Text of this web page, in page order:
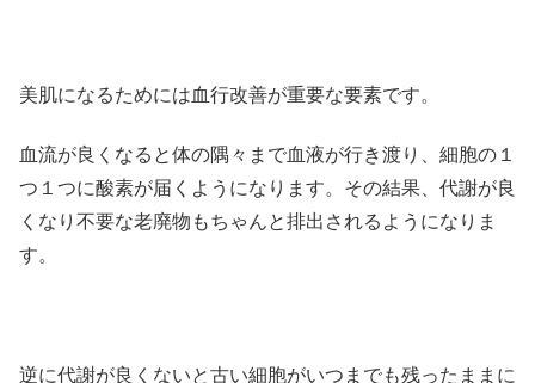
美肌になるためには血行改善が重要な要素です。
血流が良くなると体の隅々まで血液が行き渡り、細胞の１
つ１つに酸素が届くようになります。その結果、代謝が良
くなり不要な老廃物もちゃんと排出されるようになりま
す。
逆に代謝が良くないと古い細胞がいつまでも残ったままに